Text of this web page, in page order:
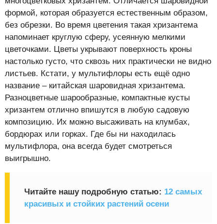
формой, которая образуется естественным образом,
без обрезки. Во время цветения такая хризантема
напоминает круглую сферу, усеянную мелкими
цветочками. Цветы укрывают поверхность кроны
настолько густо, что сквозь них практически не видно
листьев. Кстати, у мультифлоры есть ещё одно
название – китайская шаровидная хризантема.
Разноцветные шарообразные, компактные кусты
хризантем отлично впишутся в любую садовую
композицию. Их можно высаживать на клумбах,
бордюрах или горках. Где бы ни находилась
мультифлора, она всегда будет смотреться
выигрышно.
Читайте нашу подробную статью: 12 самых
красивых и стойких растений осени